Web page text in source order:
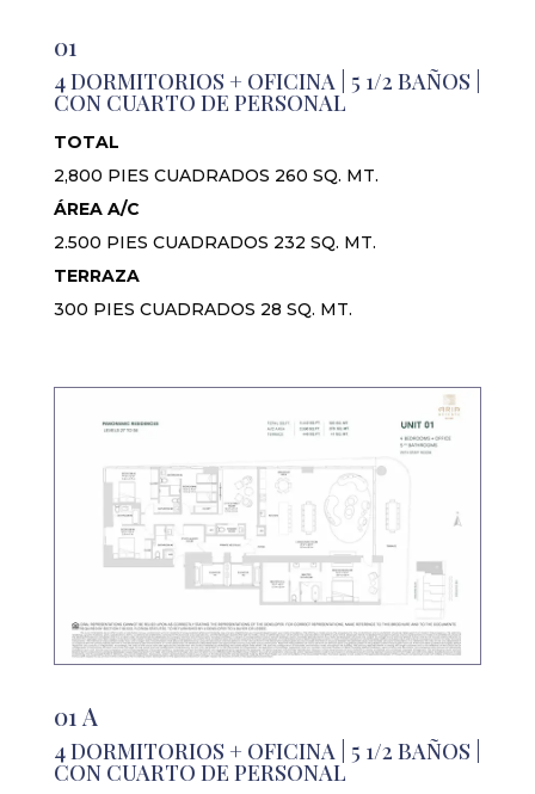
01
4 DORMITORIOS + OFICINA | 5 1/2 BAÑOS |
CON CUARTO DE PERSONAL
TOTAL
2,800 PIES CUADRADOS 260 SQ. MT.
ÁREA A/C
2.500 PIES CUADRADOS 232 SQ. MT.
TERRAZA
300 PIES CUADRADOS 28 SQ. MT.
01 A
4 DORMITORIOS + OFICINA | 5 1/2 BAÑOS |
CON CUARTO DE PERSONAL